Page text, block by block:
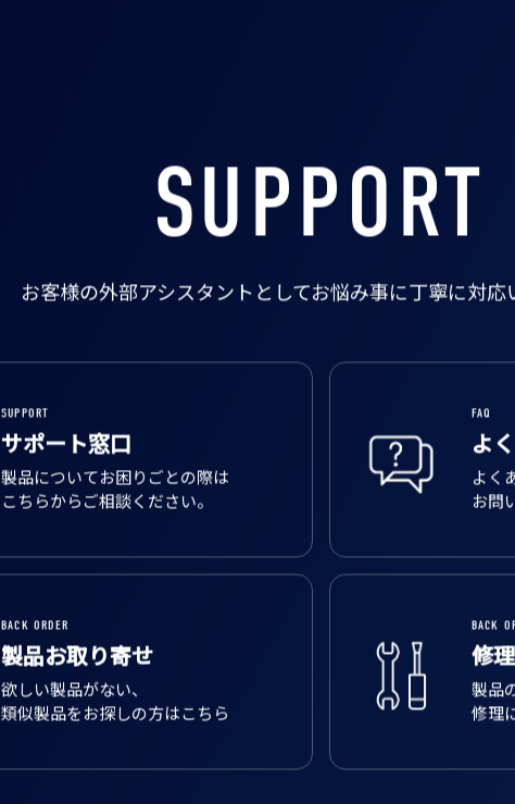
SUPPORT
お客様の外部アシスタントとしてお悩み事に丁寧に対応
サポート窓口
製品についてお困りごとの際は
こちらからご相談ください。
よ
よく
お問
製品お取り寄せ
欲しい製品がない、
類似製品をお探しの方はこちら
修
製品
修理